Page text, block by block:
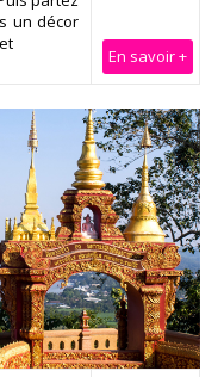
En savoir +
un décor